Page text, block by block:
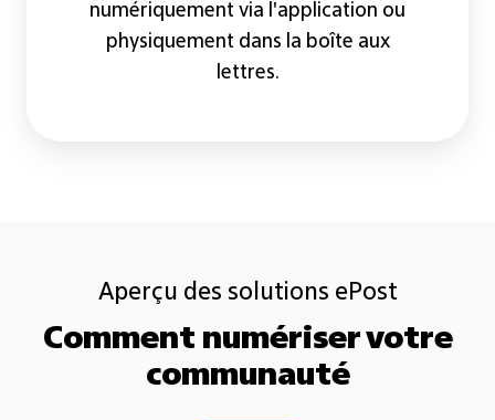
numériquement via l'application ou
physiquement dans la boîte aux
lettres.
Aperçu des solutions ePost
Comment numériser votre
communauté